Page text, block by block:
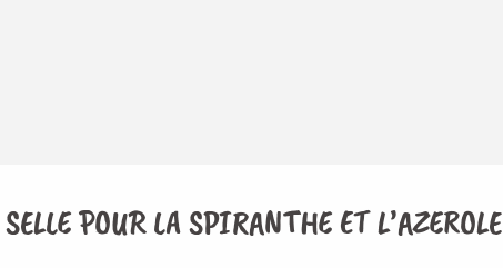
POUR LA SPIRANTHE ET L’AZEROLE